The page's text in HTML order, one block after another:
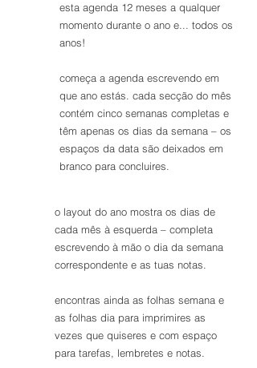
esta agenda 12 meses a qualquer
momento durante o ano e... todos os
anos!
começa a agenda escrevendo em
que ano estás. cada secção do mês
contém cinco semanas completas e
têm apenas os dias da semana – os
espaços da data são deixados em
branco para concluires.
o layout do ano mostra os dias de
cada mês à esquerda – completa
escrevendo à mão o dia da semana
correspondente e as tuas notas.
encontras ainda as folhas semana e
as folhas dia para imprimires as
vezes que quiseres e com espaço
para tarefas, lembretes e notas.